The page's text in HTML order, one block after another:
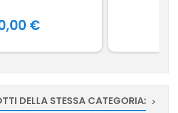
€
DELLA STESSA CATEGORIA: >